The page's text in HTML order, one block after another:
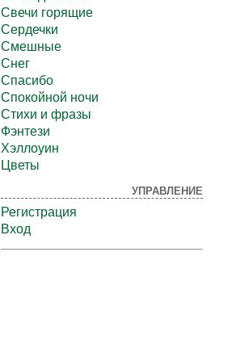
Свечи горящие
Сердечки
Смешные
Снег
Спасибо
Спокойной ночи
Стихи и фразы
Фэнтези
Хэллоуин
Цветы
УПРАВЛЕНИЕ
Регистрация
Вход